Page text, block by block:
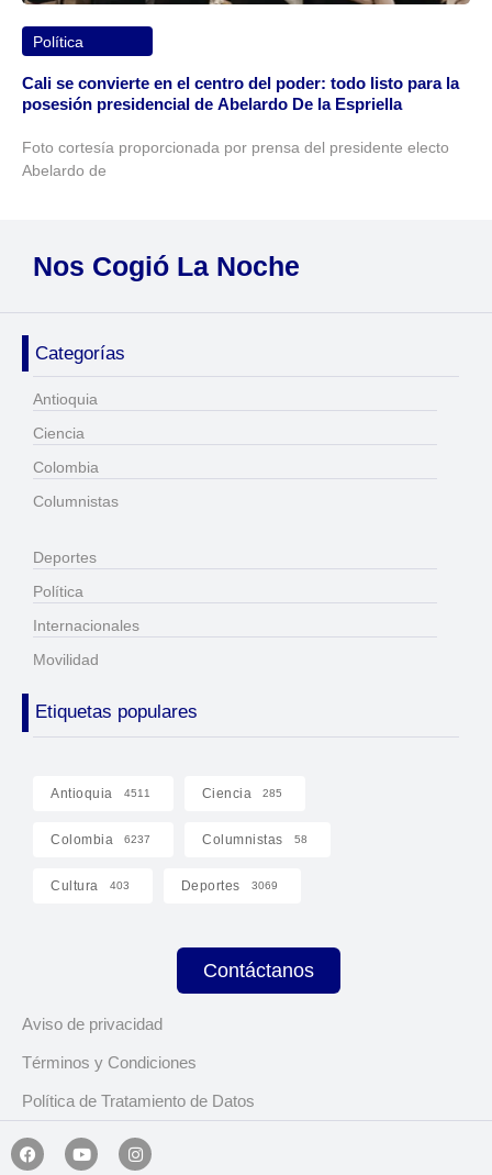
Política
Cali se convierte en el centro del poder: todo listo para la
posesión presidencial de Abelardo De la Espriella
Foto cortesía proporcionada por prensa del presidente electo
Abelardo de
Nos Cogió La Noche
Categorías
Antioquia
Ciencia
Colombia
Columnistas
Deportes
Política
Internacionales
Movilidad
Etiquetas populares
Antioquia 4511 Ciencia 285
Colombia 6237 Columnistas 58
Cultura 403 Deportes 3069
Contáctanos
Aviso de privacidad
Términos y Condiciones
Política de Tratamiento de Datos